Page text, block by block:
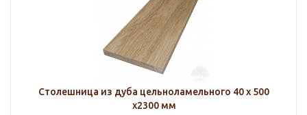
Столешница из дуба цельноламельного 40 х 500
х2300 мм